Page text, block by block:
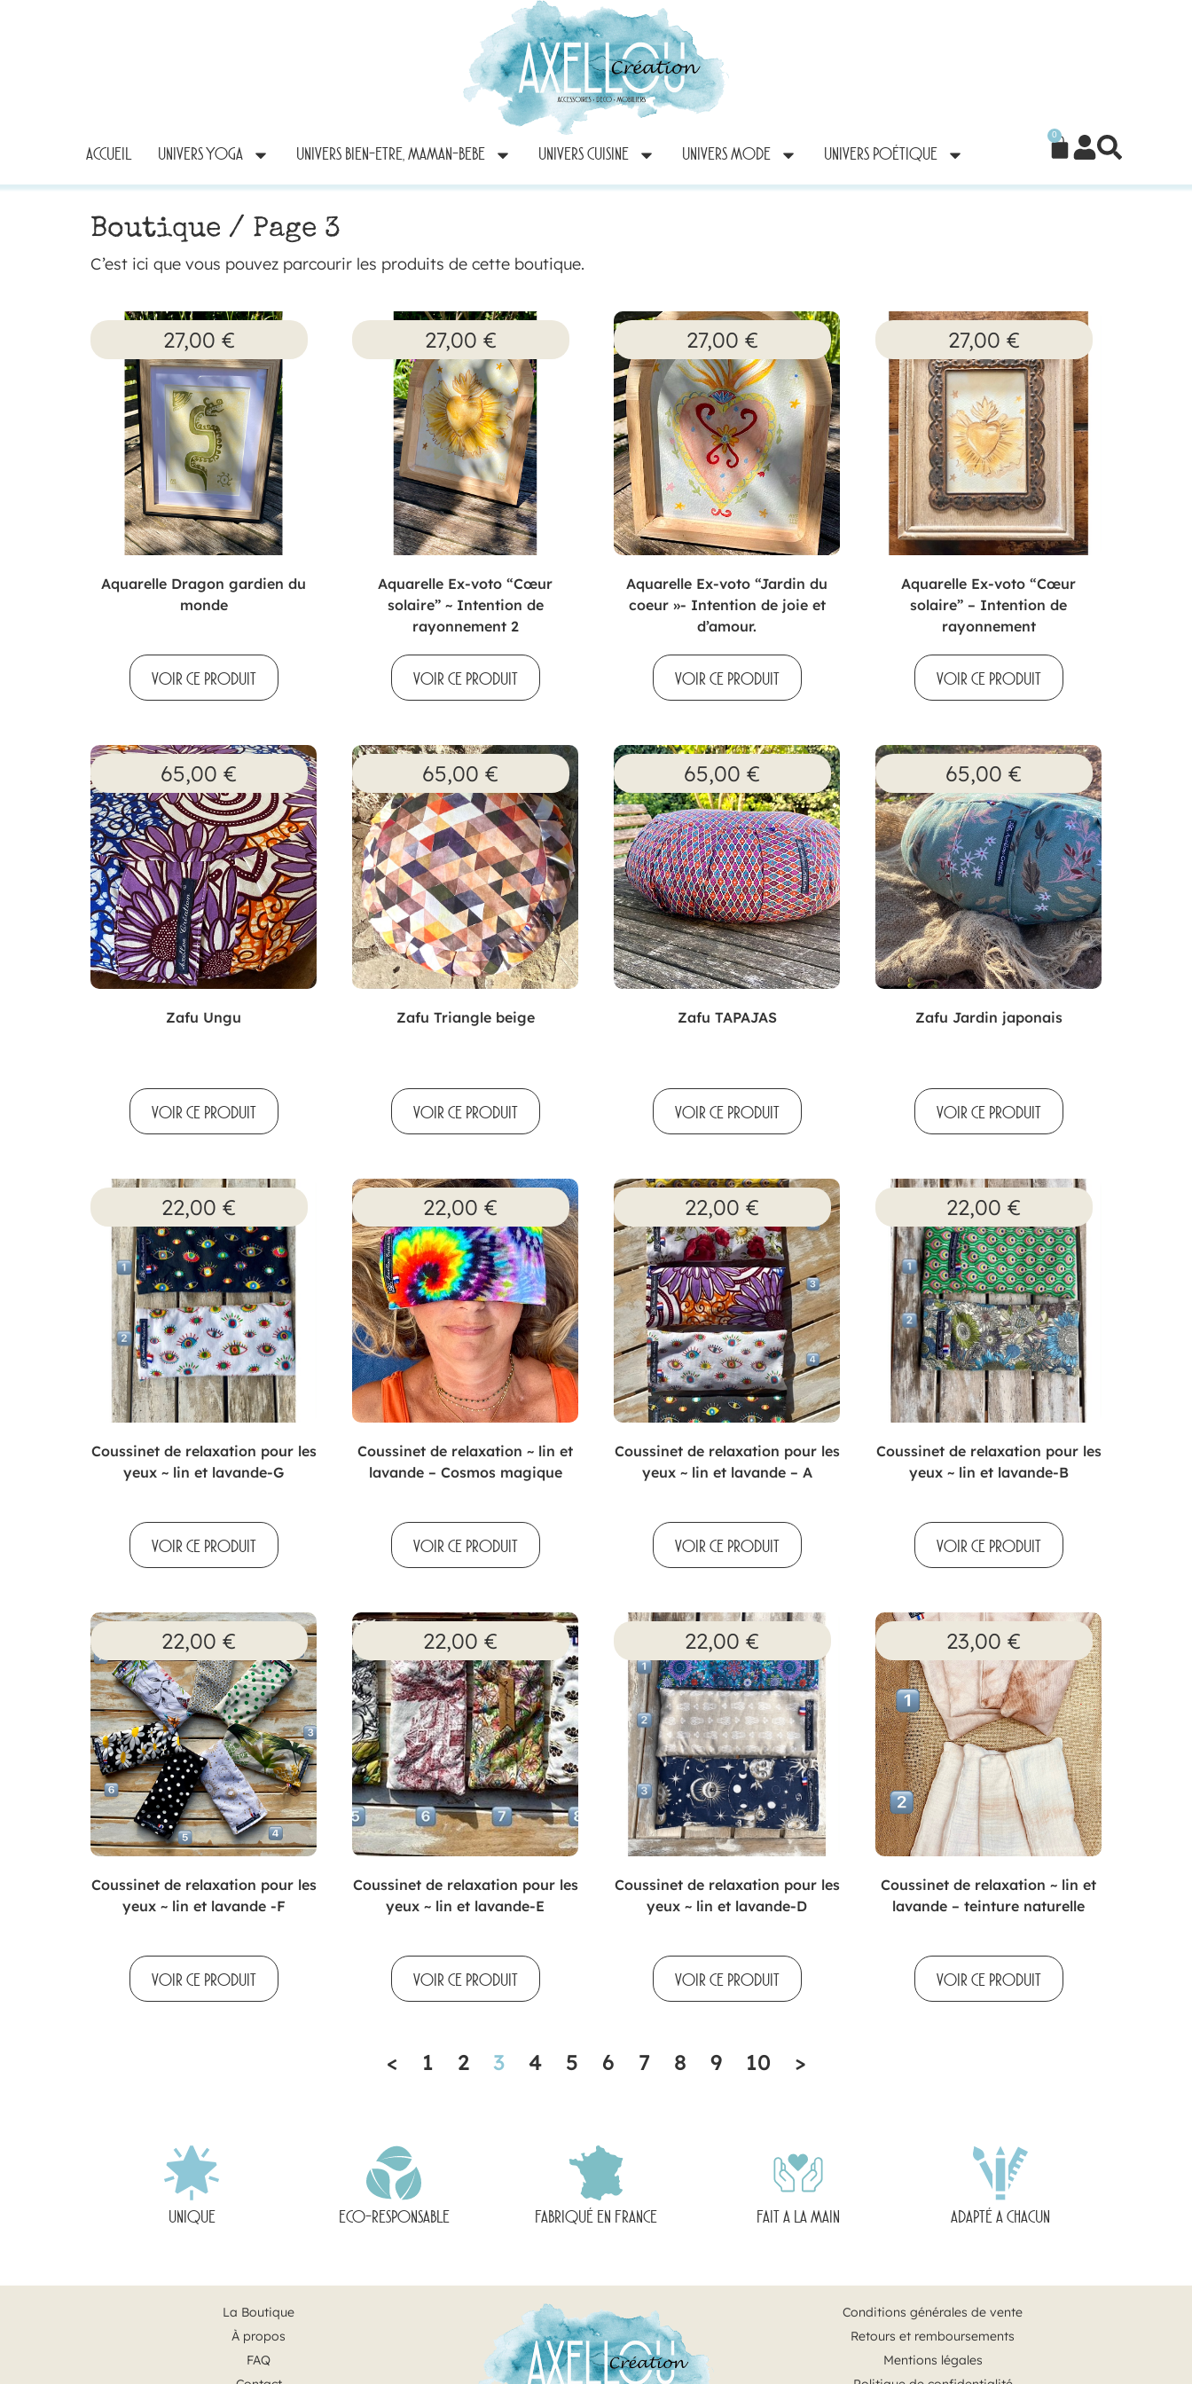
ACCUEIL UNIVERS YOGA UNIVERS BIEN-ETRE, MAMAN-BEBE UNIVERS CUISINE UNIVERS MODE UNIVERS POÉTIQUE
0
Boutique / Page 3
C’est ici que vous pouvez parcourir les produits de cette boutique.
27,00 €
Aquarelle Dragon gardien du
monde
VOIR CE PRODUIT
27,00 €
Aquarelle Ex-voto “Cœur
solaire” ~ Intention de
rayonnement 2
VOIR CE PRODUIT
27,00 €
Aquarelle Ex-voto “Jardin du
coeur »- Intention de joie et
d’amour.
VOIR CE PRODUIT
27,00 €
Aquarelle Ex-voto “Cœur
solaire” – Intention de
rayonnement
VOIR CE PRODUIT
65,00 €
Zafu Ungu
VOIR CE PRODUIT
65,00 €
Zafu Triangle beige
VOIR CE PRODUIT
65,00 €
Zafu TAPAJAS
VOIR CE PRODUIT
65,00 €
Zafu Jardin japonais
VOIR CE PRODUIT
22,00 €
Coussinet de relaxation pour les
yeux ~ lin et lavande-G
VOIR CE PRODUIT
22,00 €
Coussinet de relaxation ~ lin et
lavande – Cosmos magique
VOIR CE PRODUIT
22,00 €
Coussinet de relaxation pour les
yeux ~ lin et lavande – A
VOIR CE PRODUIT
22,00 €
Coussinet de relaxation pour les
yeux ~ lin et lavande-B
VOIR CE PRODUIT
22,00 €
Coussinet de relaxation pour les
yeux ~ lin et lavande -F
VOIR CE PRODUIT
22,00 €
Coussinet de relaxation pour les
yeux ~ lin et lavande-E
VOIR CE PRODUIT
22,00 €
Coussinet de relaxation pour les
yeux ~ lin et lavande-D
VOIR CE PRODUIT
23,00 €
Coussinet de relaxation ~ lin et
lavande – teinture naturelle
VOIR CE PRODUIT
< 1 2 3 4 5 6 7 8 9 10 >
UNIQUE ECO-RESPONSABLE FABRIQUÉ EN FRANCE FAIT A LA MAIN ADAPTÉ A CHACUN
La Boutique
À propos
FAQ
Conditions générales de vente
Retours et remboursements
Mentions légales